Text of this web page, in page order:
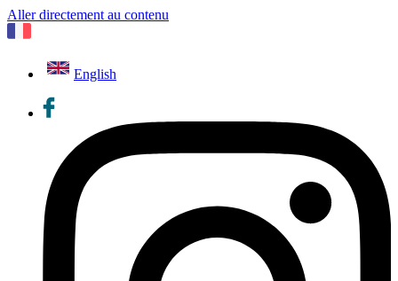
Aller directement au contenu
English